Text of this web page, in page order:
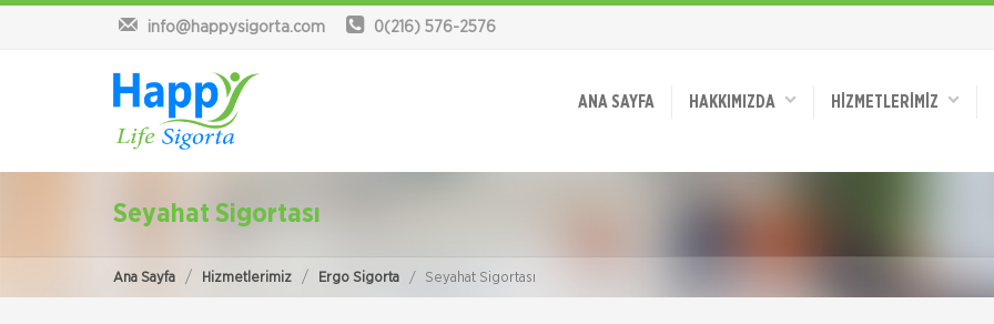
info@happysigorta.com 0(216) 576-2576
ANA SAYFA HAKKIMIZDA HİZMETLERİMİZ
Seyahat Sigortası
Ana Sayfa Hizmetlerimiz Ergo Sigorta Seyahat Sigortası